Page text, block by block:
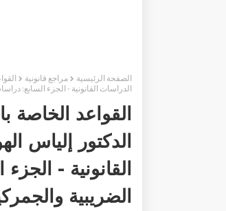
الصفحة الرئيسية مراجع قانونية
الدراسات القانونية - الجزء السابع:
القواعد الخاصة
الدكتور إلياس
القانونية -
الضريبية